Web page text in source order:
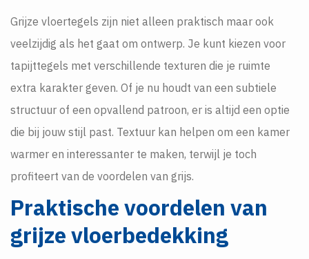
Grijze vloertegels zijn niet alleen praktisch maar ook
veelzijdig als het gaat om ontwerp. Je kunt kiezen voor
tapijttegels met verschillende texturen die je ruimte
extra karakter geven. Of je nu houdt van een subtiele
structuur of een opvallend patroon, er is altijd een optie
die bij jouw stijl past. Textuur kan helpen om een kamer
warmer en interessanter te maken, terwijl je toch
profiteert van de voordelen van grijs.
Praktische voordelen van
grijze vloerbedekking